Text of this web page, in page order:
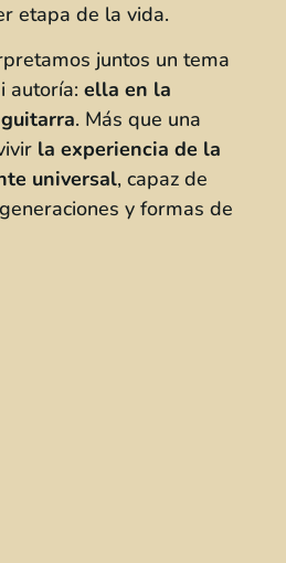
etapa de la vida.
juntos un tema
autoría: ella en la
. Más que una
la experiencia de la
universal, capaz de
y formas de